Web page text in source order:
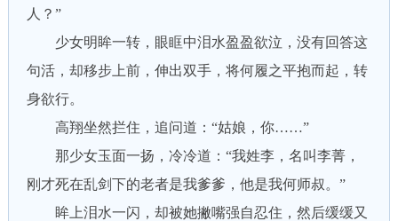
人？”
少女明眸一转，眼眶中泪水盈盈欲泣，没有回答这
句活，却移步上前，伸出双手，将何履之平抱而起，转
身欲行。
高翔坐然拦住，追问道：“姑娘，你……”
那少女玉面一扬，冷冷道：“我姓李，名叫李菁，
刚才死在乱剑下的老者是我爹爹，他是我何师叔。”
眸上泪水一闪，却被她撇嘴强自忍住，然后缓缓又